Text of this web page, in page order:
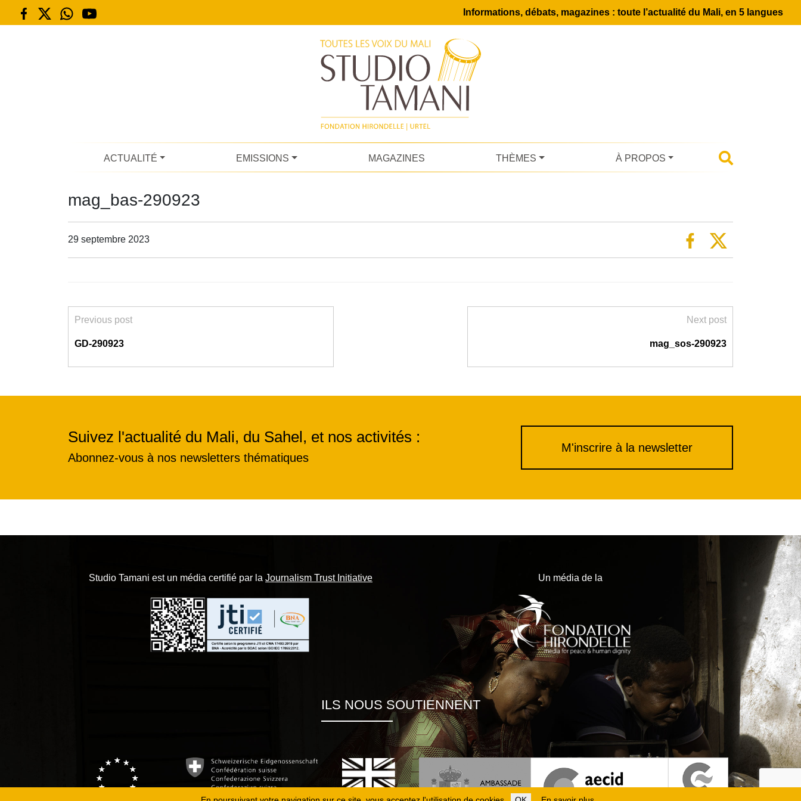
Informations, débats, magazines : toute l’actualité du Mali, en 5 langues
ACTUALITÉ EMISSIONS MAGAZINES THÈMES À PROPOS
mag_bas-290923
29 septembre 2023
Previous post
GD-290923
Next post
mag_sos-290923
Suivez l'actualité du Mali, du Sahel, et nos activités :
Abonnez-vous à nos newsletters thématiques
M'inscrire à la newsletter
Studio Tamani est un média certifié par la Journalism Trust Initiative Un média de la
ILS NOUS SOUTIENNENT